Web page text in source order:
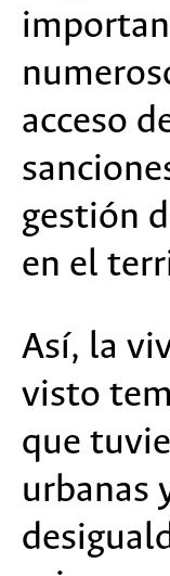
acceso
gestión
en el
Así, la
visto
que
urbanas